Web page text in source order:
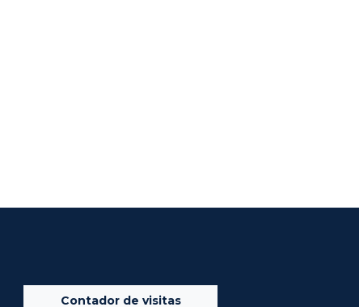
Contador de visitas